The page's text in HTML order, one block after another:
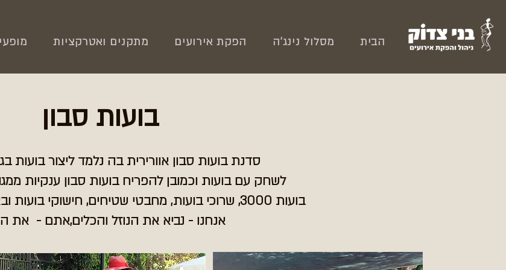
הבית מסלול נינג'ה הפקת אירועים מתקנים ואטרקציות
בועות סבון
סדנת בועות סבון אוורירית בה נלמד ליצור בועות
לשחק עם בועות וכמובן להפריח בועות סבון ענקיות
בועות 3000, שרוכי בועות, מחבטי שטיחים, חישוקי בועות ובאבלרים לבועות ענק.
אנחנו - נביא את הנוזל והכלים,אתם - את